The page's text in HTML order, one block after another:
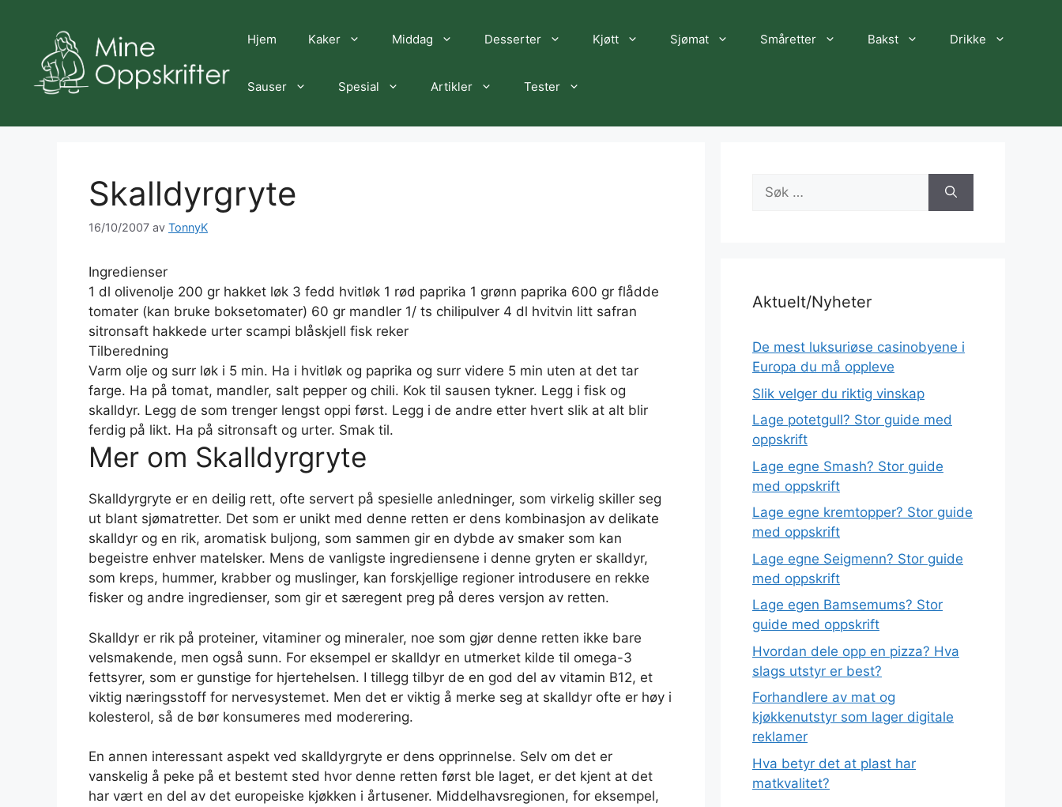
Hjem Kaker Middag Desserter Kjøtt Sjømat Småretter Bakst Drikke
Sauser Spesial Artikler Tester
Skalldyrgryte
16/10/2007 av TonnyK
Ingredienser
1 dl olivenolje 200 gr hakket løk 3 fedd hvitløk 1 rød paprika 1 grønn paprika 600 gr flådde
tomater (kan bruke boksetomater) 60 gr mandler 1/ ts chilipulver 4 dl hvitvin litt safran
sitronsaft hakkede urter scampi blåskjell fisk reker
Tilberedning
Varm olje og surr løk i 5 min. Ha i hvitløk og paprika og surr videre 5 min uten at det tar
farge. Ha på tomat, mandler, salt pepper og chili. Kok til sausen tykner. Legg i fisk og
skalldyr. Legg de som trenger lengst oppi først. Legg i de andre etter hvert slik at alt blir
ferdig på likt. Ha på sitronsaft og urter. Smak til.
Mer om Skalldyrgryte
Skalldyrgryte er en deilig rett, ofte servert på spesielle anledninger, som virkelig skiller seg
ut blant sjømatretter. Det som er unikt med denne retten er dens kombinasjon av delikate
skalldyr og en rik, aromatisk buljong, som sammen gir en dybde av smaker som kan
begeistre enhver matelsker. Mens de vanligste ingrediensene i denne gryten er skalldyr,
som kreps, hummer, krabber og muslinger, kan forskjellige regioner introdusere en rekke
fisker og andre ingredienser, som gir et særegent preg på deres versjon av retten.
Skalldyr er rik på proteiner, vitaminer og mineraler, noe som gjør denne retten ikke bare
velsmakende, men også sunn. For eksempel er skalldyr en utmerket kilde til omega-3
fettsyrer, som er gunstige for hjertehelsen. I tillegg tilbyr de en god del av vitamin B12, et
viktig næringsstoff for nervesystemet. Men det er viktig å merke seg at skalldyr ofte er høy i
kolesterol, så de bør konsumeres med moderering.
En annen interessant aspekt ved skalldyrgryte er dens opprinnelse. Selv om det er
vanskelig å peke på et bestemt sted hvor denne retten først ble laget, er det kjent at det
har vært en del av det europeiske kjøkken i årtusener. Middelhavsregionen, for eksempel,
Søk
etter:
Aktuelt/Nyheter
De mest luksuriøse casinobyene i
Europa du må oppleve
Slik velger du riktig vinskap
Lage potetgull? Stor guide med
oppskrift
Lage egne Smash? Stor guide
med oppskrift
Lage egne kremtopper? Stor guide
med oppskrift
Lage egne Seigmenn? Stor guide
med oppskrift
Lage egen Bamsemums? Stor
guide med oppskrift
Hvordan dele opp en pizza? Hva
slags utstyr er best?
Forhandlere av mat og
kjøkkenutstyr som lager digitale
reklamer
Hva betyr det at plast har
matkvalitet?